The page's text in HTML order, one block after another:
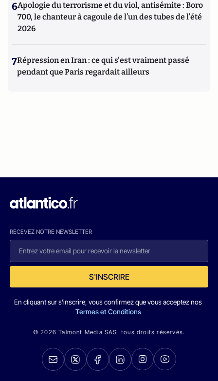
6Apologie du terrorisme et du viol, antisémite : Boro
700, le chanteur à cagoule de l’un des tubes de l’été
2026
7Répression en Iran : ce qui s'est vraiment passé
pendant que Paris regardait ailleurs
RECEVEZ NOTRE NEWSLETTER
S'INSCRIRE
En cliquant sur s'inscrire, vous confirmez que vous acceptez nos
Termes et Conditions
© 2026 Talmont Media SAS. tous droits réservés.